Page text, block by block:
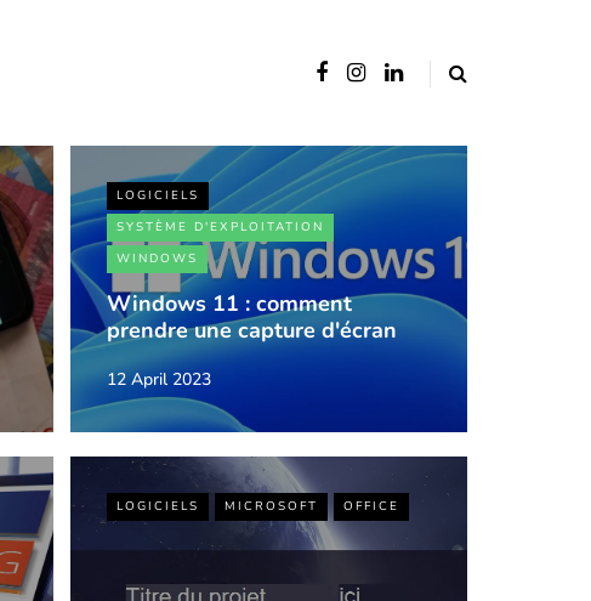
LOGICIELS
SYSTÈME D'EXPLOITATION
WINDOWS
Windows 11 : comment
prendre une capture d'écran
12 April 2023
LOGICIELS MICROSOFT OFFICE